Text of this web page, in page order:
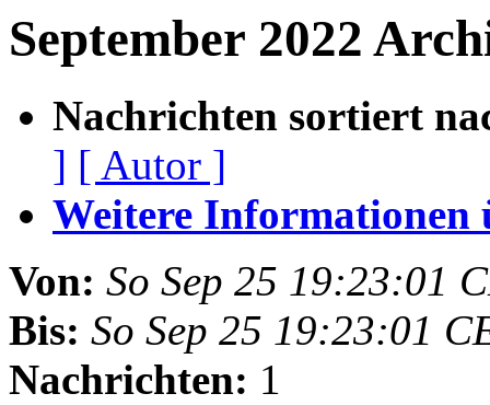
September 2022
Nachrichten sortiert
] [ Autor ]
Weitere Informationen
Von: So Sep 25 19:23:01
Bis: So Sep 25 19:23:01
Nachrichten: 1